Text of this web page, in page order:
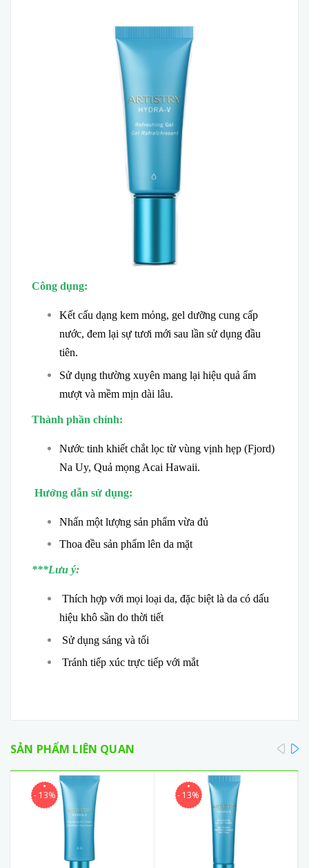
Công dụng:
Kết cấu dạng kem mỏng, gel dưỡng cung cấp
nước, đem lại sự tươi mới sau lần sử dụng đầu
tiên.
Sử dụng thường xuyên mang lại hiệu quả ẩm
mượt và mềm mịn dài lâu.
Thành phần chính:
Nước tinh khiết chắt lọc từ vùng vịnh hẹp (Fjord)
Na Uy, Quả mọng Acai Hawaii.
Hướng dẫn sử dụng:
Nhấn một lượng sản phẩm vừa đủ
Thoa đều sản phẩm lên da mặt
***Lưu ý:
Thích hợp với mọi loại da, đặc biệt là da có dấu
hiệu khô sần do thời tiết
Sử dụng sáng và tối
Tránh tiếp xúc trực tiếp với mắt
SẢN PHẨM LIÊN QUAN
- 13% - 13%